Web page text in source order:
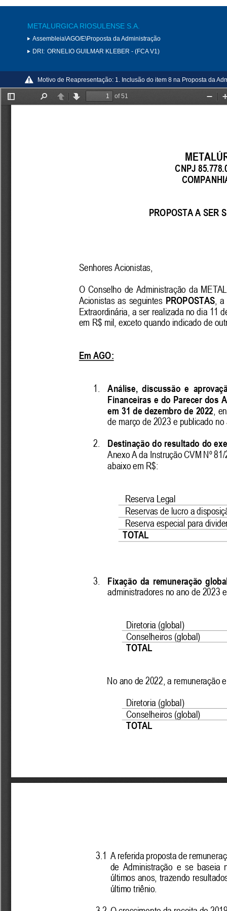
METALURGICA RIOSULENSE S.A.
Assembleia\AGO/E\Proposta da Administração
DRI: ORNELIO GUILMAR KLEBER - (FCA V1)
Motivo de Reapresentação: 1. Inclusão do item 8 na Proposta da